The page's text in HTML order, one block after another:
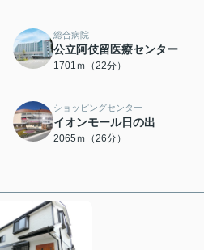
総合病院
公立阿伎留医療センター
1701ｍ（22分）
ショッピングセンター
イオンモール日の出
2065ｍ（26分）